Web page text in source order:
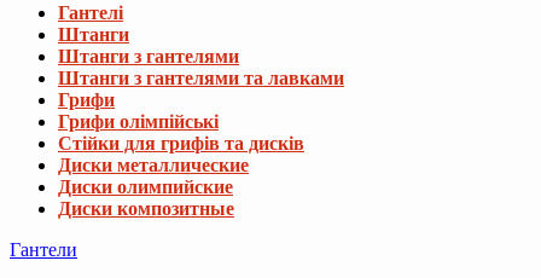
Гантелі
Штанги
Штанги з гантелями
Штанги з гантелями та лавками
Грифи
Грифи олімпійські
Стійки для грифів та дисків
Диски металлические
Диски олимпийские
Диски композитные
Гантели